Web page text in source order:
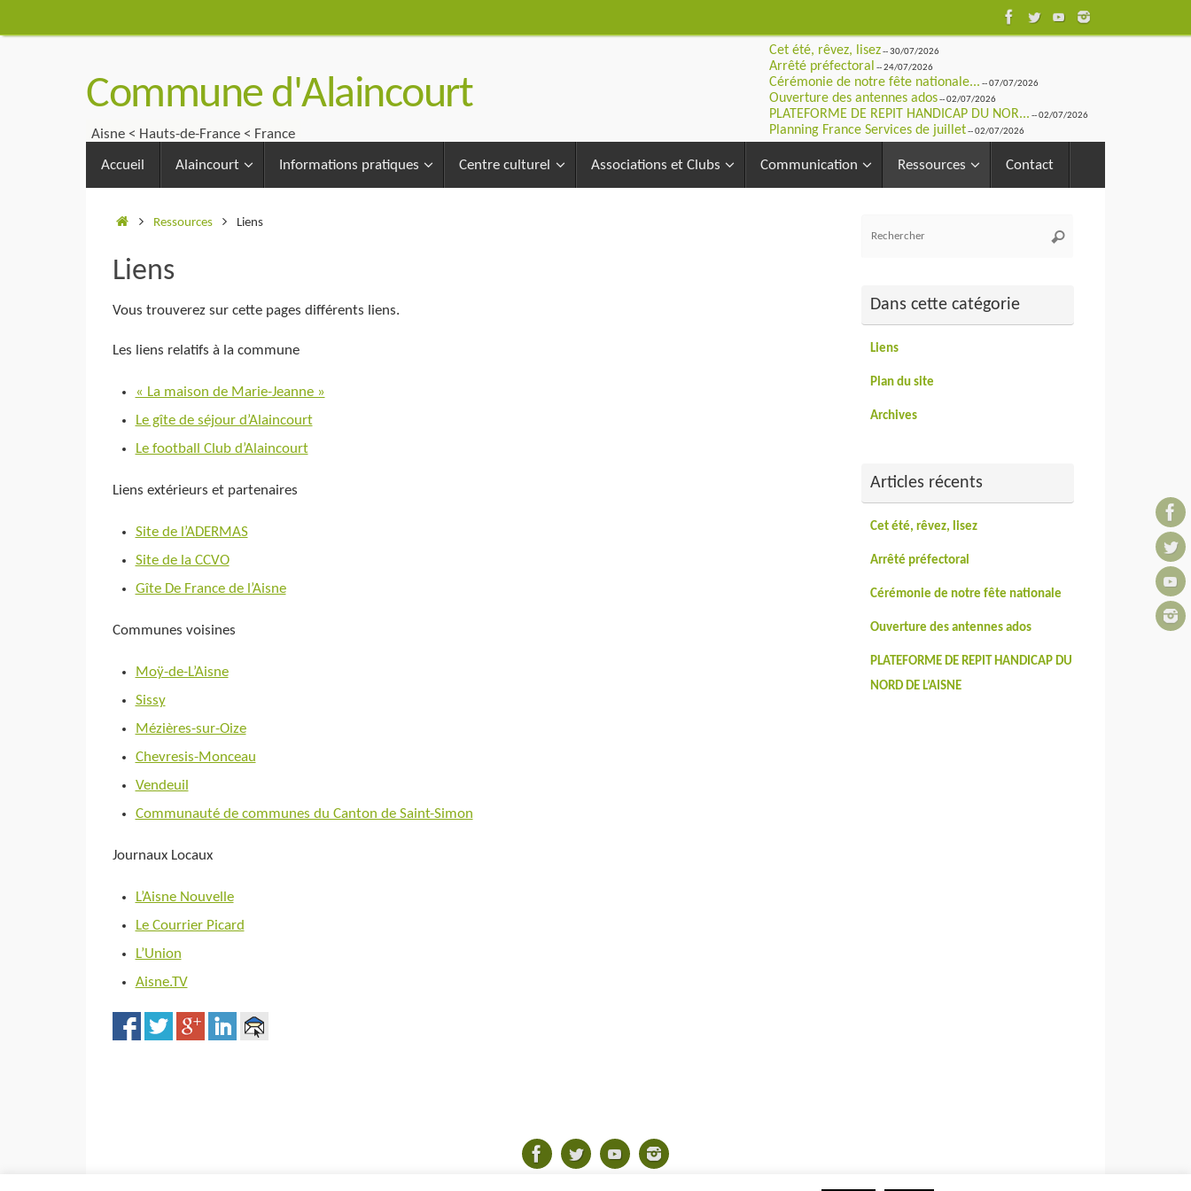
au
Commune d'Alaincourt
Aisne < Hauts-de-France < France
Cet été, rêvez, lisez-- 30/07/2026
Arrêté préfectoral -- 24/07/2026
Cérémonie de notre fête nationale... -- 07/07/2026
Ouverture des antennes ados-- 02/07/2026
PLATEFORME DE REPIT HANDICAP DU NOR... -- 02/07/2026
Planning France Services de juillet-- 02/07/2026
contenu
Accueil Alaincourt Informations pratiques Centre culturel Associations et Clubs Communication Ressources Contact
AccueilRessources Liens
Liens
Vous trouverez sur cette pages différents liens.
Les liens relatifs à la commune
« La maison de Marie-Jeanne »
Le gîte de séjour d’Alaincourt
Le football Club d’Alaincourt
Liens extérieurs et partenaires
Site de l’ADERMAS
Site de la CCVO
Gîte De France de l’Aisne
Communes voisines
Moÿ-de-L’Aisne
Sissy
Mézières-sur-Oize
Chevresis-Monceau
Vendeuil
Communauté de communes du Canton de Saint-Simon
Journaux Locaux
L’Aisne Nouvelle
Le Courrier Picard
L’Union
Aisne.TV
Rechercher
Dans cette catégorie
Liens
Plan du site
Archives
Articles récents
Cet été, rêvez, lisez
Arrêté préfectoral
Cérémonie de notre fête nationale
Ouverture des antennes ados
PLATEFORME DE REPIT HANDICAP DU
NORD DE L’AISNE